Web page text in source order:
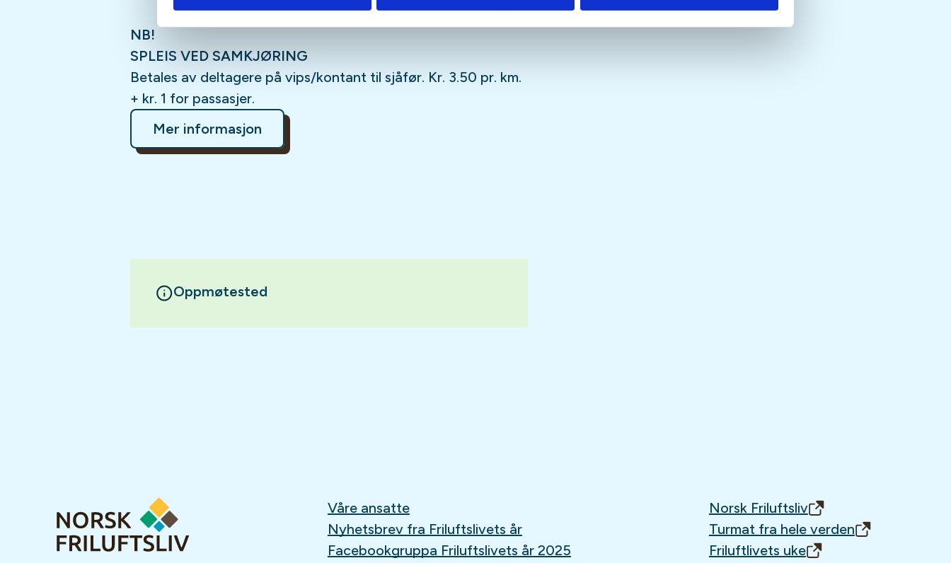
NB!
SPLEIS VED SAMKJØRING
Betales av deltagere på vips/kontant til sjåfør. Kr. 3.50 pr. km.
+ kr. 1 for passasjer.
Mer informasjon
Oppmøtested
Våre ansatte
Nyhetsbrev fra Friluftslivets år
Facebookgruppa Friluftslivets år 2025
Norsk Friluftsliv
Turmat fra hele verden
Friluftlivets uke